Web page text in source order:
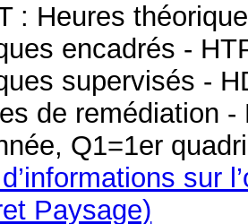
: Heures
encadrés -
supervisés -
de remédiation
Q1=1er
sur
Paysage)